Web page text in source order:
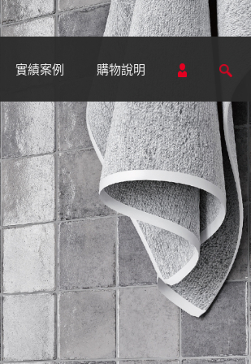
實績案例 購物說明